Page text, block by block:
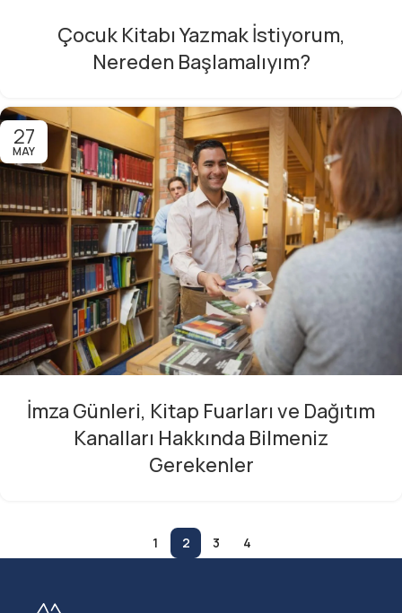
Çocuk Kitabı Yazmak İstiyorum,
Nereden Başlamalıyım?
27
MAY
İmza Günleri, Kitap Fuarları ve Dağıtım
Kanalları Hakkında Bilmeniz
Gerekenler
1 2 3 4